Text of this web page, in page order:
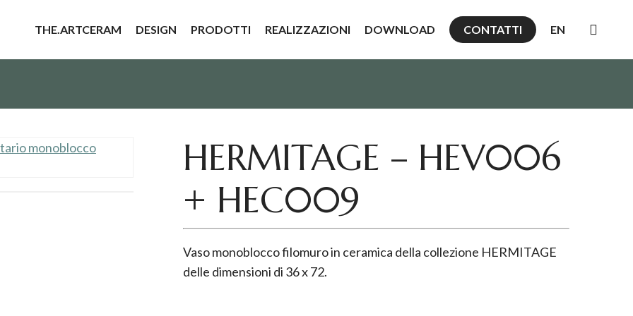
THE.ARTCERAM DESIGN PRODOTTI REALIZZAZIONI DOWNLOAD CONTATTI EN
HERMITAGE – HEV006
+ HEC009
Vaso monoblocco filomuro in ceramica della collezione HERMITAGE
delle dimensioni di 36 x 72.